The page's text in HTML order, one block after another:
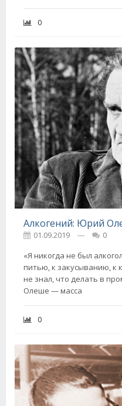
0
Алкогений: Юрий
01.09.2019 ---
0
«Я никогда не был
питью, к закусыванию, к
не знал, что делать в
Олеше — масса
0